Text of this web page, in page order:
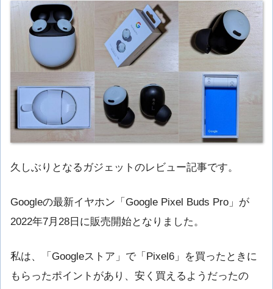
久しぶりとなるガジェットのレビュー記事です。
Googleの最新イヤホン「Google Pixel Buds Pro」が
2022年7月28日に販売開始となりました。
私は、「Googleストア」で「Pixel6」を買ったときに
もらったポイントがあり、安く買えるようだったの